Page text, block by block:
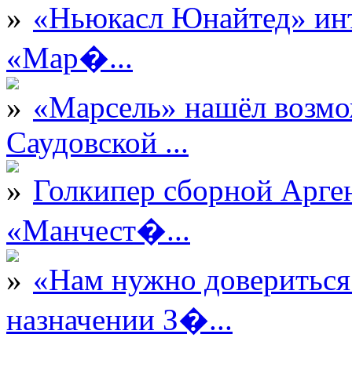
«Ньюкасл Юнайтед»
«Мар�...
«Марсель» нашёл
Саудовской ...
Голкипер сборной
«Манчест�...
«Нам нужно
назначении З�...